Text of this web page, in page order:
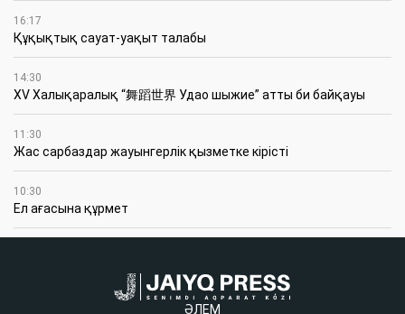
16:17
Құқықтық сауат-уақыт талабы
14:30
XV Халықаралық “舞蹈世界 Удао шыжие” атты би байқауы
11:30
Жас сарбаздар жауынгерлік қызметке кірісті
10:30
Ел ағасына құрмет
ӘЛЕМ